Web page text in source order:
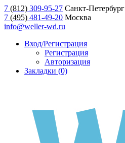
7 (812) 309-95-27 Санкт-Петербург
7 (495) 481-49-20 Москва
info@weller-wd.ru
Вход/Регистрация
Регистрация
Авторизация
Закладки (0)